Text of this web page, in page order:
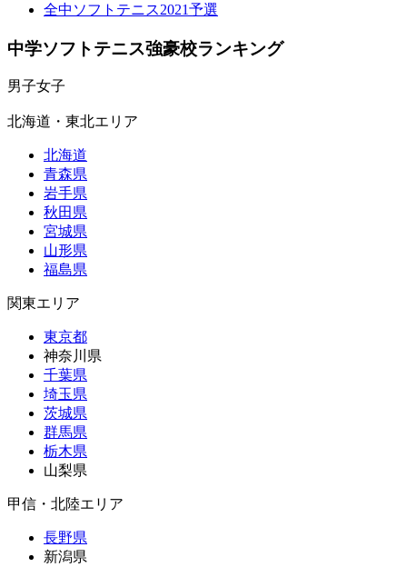
全中ソフトテニス2021予選
中学ソフトテニス強豪校ランキング
男子女子
北海道・東北エリア
北海道
青森県
岩手県
秋田県
宮城県
山形県
福島県
関東エリア
東京都
神奈川県
千葉県
埼玉県
茨城県
群馬県
栃木県
山梨県
甲信・北陸エリア
長野県
新潟県